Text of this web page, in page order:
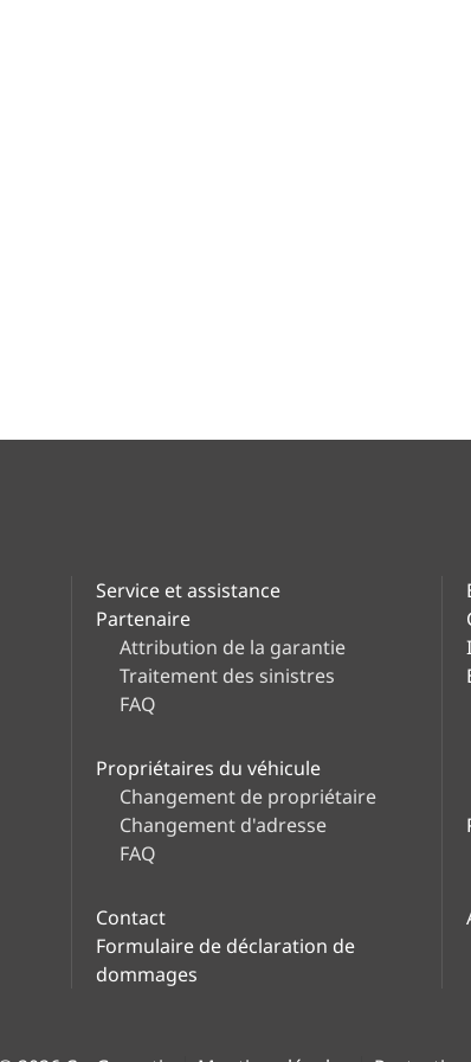
Service et assistance
Partenaire
Attribution de la garantie
Traitement des sinistres
FAQ
Propriétaires du véhicule
Changement de propriétaire
Changement d'adresse
FAQ
Contact
Formulaire de déclaration de
dommages